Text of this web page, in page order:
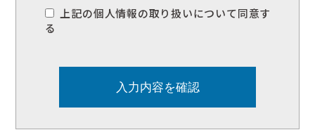
上記の個人情報の取り扱いについて同意す
る